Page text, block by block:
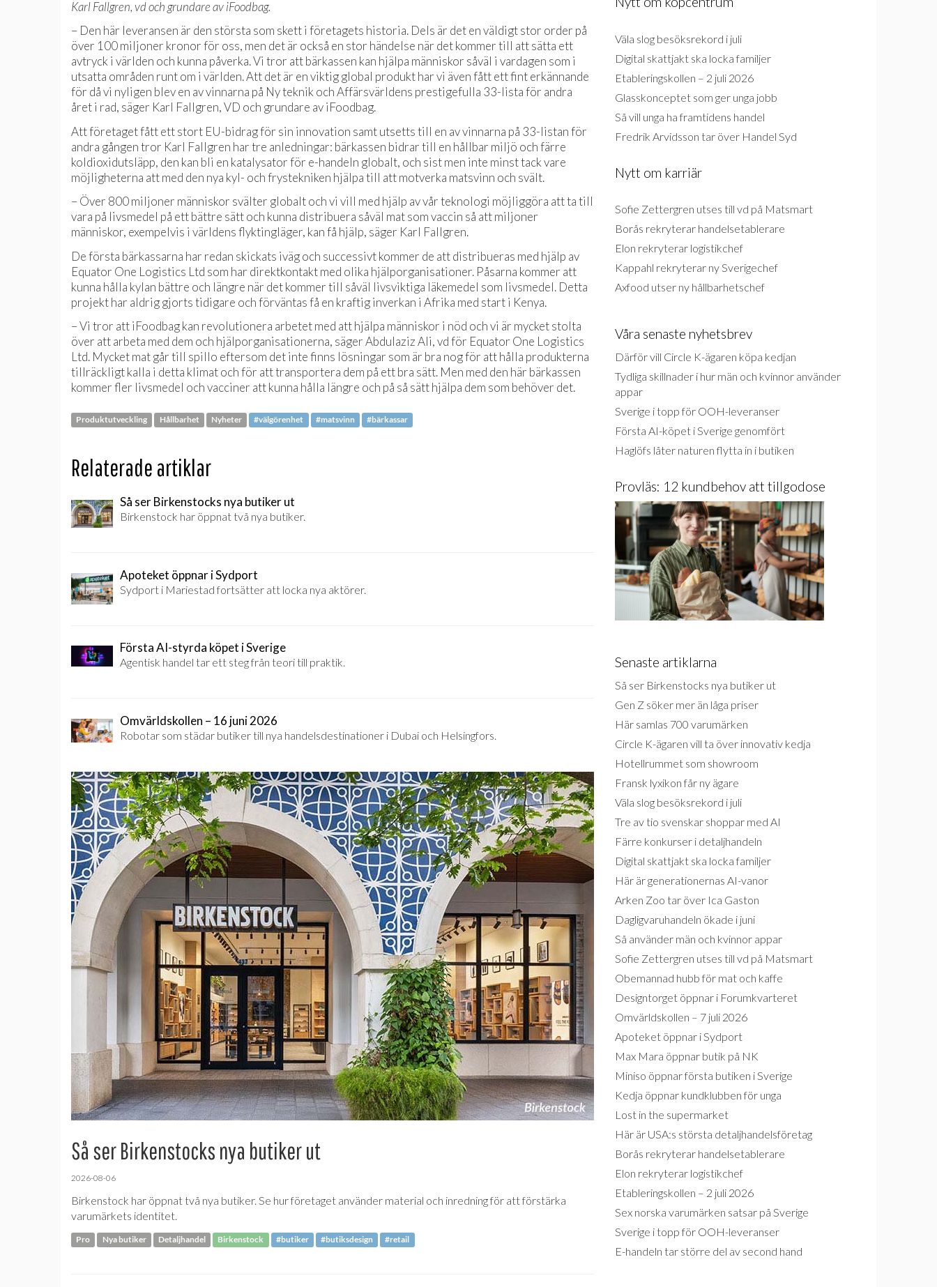
Karl Fallgren, vd och grundare av iFoodbag.
– Den här leveransen är den största som skett i företagets historia. Dels är det en väldigt stor order på
över 100 miljoner kronor för oss, men det är också en stor händelse när det kommer till att sätta ett
avtryck i världen och kunna påverka. Vi tror att bärkassen kan hjälpa människor såväl i vardagen som i
utsatta områden runt om i världen. Att det är en viktig global produkt har vi även fått ett fint erkännande
för då vi nyligen blev en av vinnarna på Ny teknik och Affärsvärldens prestigefulla 33-lista för andra
året i rad, säger Karl Fallgren, VD och grundare av iFoodbag.
Att företaget fått ett stort EU-bidrag för sin innovation samt utsetts till en av vinnarna på 33-listan för
andra gången tror Karl Fallgren har tre anledningar: bärkassen bidrar till en hållbar miljö och färre
koldioxidutsläpp, den kan bli en katalysator för e-handeln globalt, och sist men inte minst tack vare
möjligheterna att med den nya kyl- och frystekniken hjälpa till att motverka matsvinn och svält.
– Över 800 miljoner människor svälter globalt och vi vill med hjälp av vår teknologi möjliggöra att ta till
vara på livsmedel på ett bättre sätt och kunna distribuera såväl mat som vaccin så att miljoner
människor, exempelvis i världens flyktingläger, kan få hjälp, säger Karl Fallgren.
De första bärkassarna har redan skickats iväg och successivt kommer de att distribueras med hjälp av
Equator One Logistics Ltd som har direktkontakt med olika hjälporganisationer. Påsarna kommer att
kunna hålla kylan bättre och längre när det kommer till såväl livsviktiga läkemedel som livsmedel. Detta
projekt har aldrig gjorts tidigare och förväntas få en kraftig inverkan i Afrika med start i Kenya.
– Vi tror att iFoodbag kan revolutionera arbetet med att hjälpa människor i nöd och vi är mycket stolta
över att arbeta med dem och hjälporganisationerna, säger Abdulaziz Ali, vd för Equator One Logistics
Ltd. Mycket mat går till spillo eftersom det inte finns lösningar som är bra nog för att hålla produkterna
tillräckligt kalla i detta klimat och för att transportera dem på ett bra sätt. Men med den här bärkassen
kommer fler livsmedel och vacciner att kunna hålla längre och på så sätt hjälpa dem som behöver det.
Produktutveckling Hållbarhet Nyheter #välgörenhet #matsvinn #bärkassar
Relaterade artiklar
Så ser Birkenstocks nya butiker ut
Birkenstock har öppnat två nya butiker.
Apoteket öppnar i Sydport
Sydport i Mariestad fortsätter att locka nya aktörer.
Första AI-styrda köpet i Sverige
Agentisk handel tar ett steg från teori till praktik.
Omvärldskollen – 16 juni 2026
Robotar som städar butiker till nya handelsdestinationer i Dubai och Helsingfors.
Så ser Birkenstocks nya butiker ut
2026-08-06
Birkenstock har öppnat två nya butiker. Se hur företaget använder material och inredning för att förstärka
varumärkets identitet.
Pro Nya butiker Detaljhandel Birkenstock #butiker #butiksdesign #retail
Väla slog besöksrekord i juli
Digital skattjakt ska locka familjer
Etableringskollen – 2 juli 2026
Glasskonceptet som ger unga jobb
Så vill unga ha framtidens handel
Fredrik Arvidsson tar över Handel Syd
Nytt om karriär
Sofie Zettergren utses till vd på Matsmart
Borås rekryterar handelsetablerare
Elon rekryterar logistikchef
Kappahl rekryterar ny Sverigechef
Axfood utser ny hållbarhetschef
Våra senaste nyhetsbrev
Därför vill Circle K-ägaren köpa kedjan
Tydliga skillnader i hur män och kvinnor använder
appar
Sverige i topp för OOH-leveranser
Första AI-köpet i Sverige genomfört
Haglöfs låter naturen flytta in i butiken
Provläs: 12 kundbehov att tillgodose
Senaste artiklarna
Så ser Birkenstocks nya butiker ut
Gen Z söker mer än låga priser
Här samlas 700 varumärken
Circle K-ägaren vill ta över innovativ kedja
Hotellrummet som showroom
Fransk lyxikon får ny ägare
Väla slog besöksrekord i juli
Tre av tio svenskar shoppar med AI
Färre konkurser i detaljhandeln
Digital skattjakt ska locka familjer
Här är generationernas AI-vanor
Arken Zoo tar över Ica Gaston
Dagligvaruhandeln ökade i juni
Så använder män och kvinnor appar
Sofie Zettergren utses till vd på Matsmart
Obemannad hubb för mat och kaffe
Designtorget öppnar i Forumkvarteret
Omvärldskollen – 7 juli 2026
Apoteket öppnar i Sydport
Max Mara öppnar butik på NK
Miniso öppnar första butiken i Sverige
Kedja öppnar kundklubben för unga
Lost in the supermarket
Här är USA:s största detaljhandelsföretag
Borås rekryterar handelsetablerare
Elon rekryterar logistikchef
Etableringskollen – 2 juli 2026
Sex norska varumärken satsar på Sverige
Sverige i topp för OOH-leveranser
E-handeln tar större del av second hand